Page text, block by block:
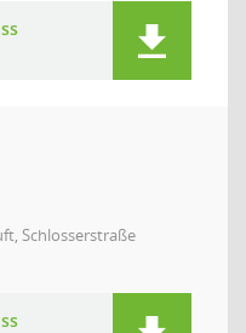
Schlosserstraße